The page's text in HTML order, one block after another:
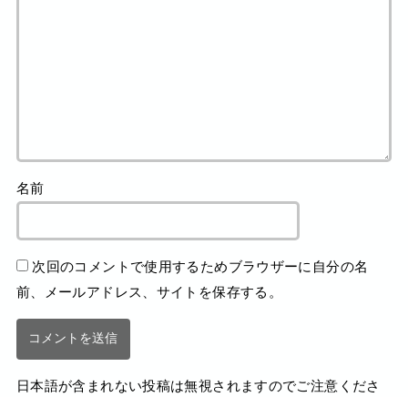
名前
次回のコメントで使用するためブラウザーに自分の名
前、メールアドレス、サイトを保存する。
日本語が含まれない投稿は無視されますのでご注意くださ